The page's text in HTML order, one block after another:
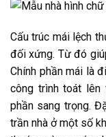
Cấu trúc mái lệch
đối xứng. Từ đó
Chính phần mái là
công trình toát lên
phần sang trọng.
trần nhà ở một số